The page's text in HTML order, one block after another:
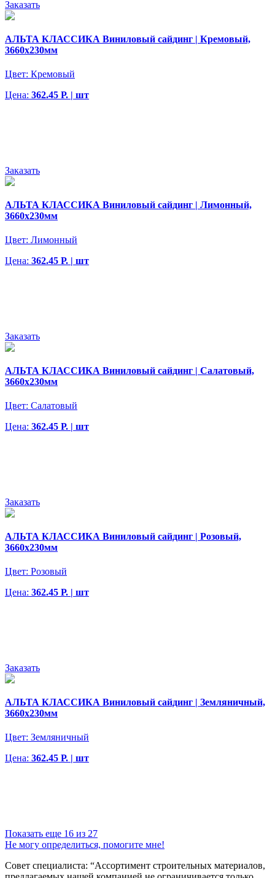
Заказать
АЛЬТА КЛАССИКА Виниловый сайдинг | Кремовый,
3660х230мм
Цвет: Кремовый
Цена: 362.45 Р. | шт
Заказать
АЛЬТА КЛАССИКА Виниловый сайдинг | Лимонный,
3660х230мм
Цвет: Лимонный
Цена: 362.45 Р. | шт
Заказать
АЛЬТА КЛАССИКА Виниловый сайдинг | Салатовый,
3660х230мм
Цвет: Салатовый
Цена: 362.45 Р. | шт
Заказать
АЛЬТА КЛАССИКА Виниловый сайдинг | Розовый,
3660х230мм
Цвет: Розовый
Цена: 362.45 Р. | шт
Заказать
АЛЬТА КЛАССИКА Виниловый сайдинг | Земляничный,
3660х230мм
Цвет: Земляничный
Цена: 362.45 Р. | шт
Показать еще 16 из 27
Не могу определиться, помогите мне!
Совет специалиста: “Ассортимент строительных материалов,